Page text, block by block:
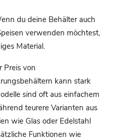
du deine Behälter auch
verwenden möchtest,
Material.
Preis von
kann stark
sind oft aus einfachem
teurere Varianten aus
wie Glas oder Edelstahl
Funktionen wie